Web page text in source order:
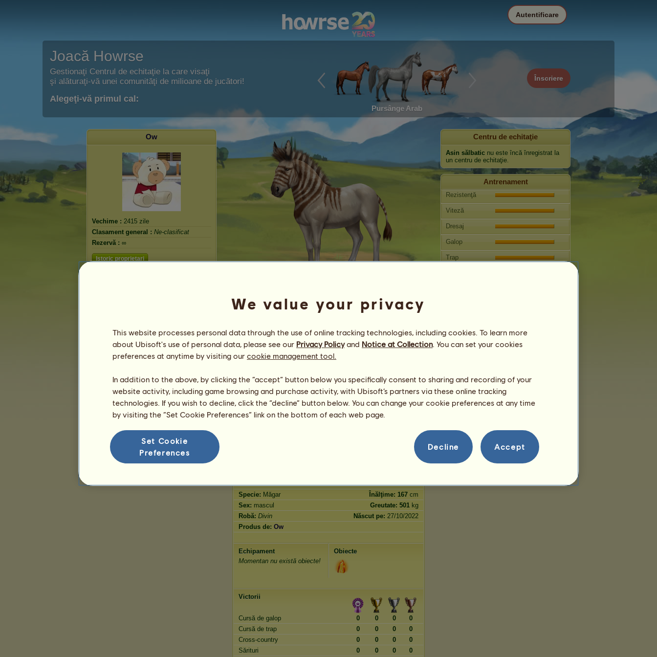
Joacă Howrse
Gestionaţi Centrul de echitaţie la care visaţi
şi alăturaţi-vă unei comunităţi de milioane de jucători!
Alegeţi-vă primul cal:
Pursânge Arab
Înscriere
Autentificare
Ow
Vechime : 2415 zile
Clasament general : Ne-clasificat
Rezervă : ∞
Istoric proprietari
Asin sălbatic
08:00
Energie 100 %
Sănătate
100%
Abilităţi Total:0.00
Rezistenţă
0.00
Galop
0.00
Rasă: Divin Vârstă:300000 ani
Specie: Măgar Înălţime: 167 cm
Sex: mascul Greutate: 501 kg
Robă: Divin Născut pe: 27/10/2022
Produs de: Ow
Echipament
Momentan nu există obiecte!
Obiecte
Victorii
Cursă de galop 0 0 0
0
Cursă de trap
0 0 0
0
Cross-country
0 0 0
0
Sărituri
0 0 0 0
Centru de echitaţie
Asin sălbatic nu este încă înregistrat la
un centru de echitaţie.
Antrenament
Rezistenţă
Viteză
Dresaj
Galop
Trap
Arbore genealogic
We value your privacy
This website processes personal data through the use of online tracking technologies, including cookies. To learn more
about Ubisoft's use of personal data, please see our Privacy Policyand Notice at Collection. You can set your cookies
preferences at anytime by visiting our cookie management tool.
In addition to the above, by clicking the “accept” button below you specifically consent to sharing and recording of your
website activity, including game browsing and purchase activity, with Ubisoft’s partners via these online tracking
technologies. If you wish to decline, click the “decline” button below. You can change your cookie preferences at any time
by visiting the “Set Cookie Preferences” link on the bottom of each web page.
Set Cookie
Preferences
Decline Accept